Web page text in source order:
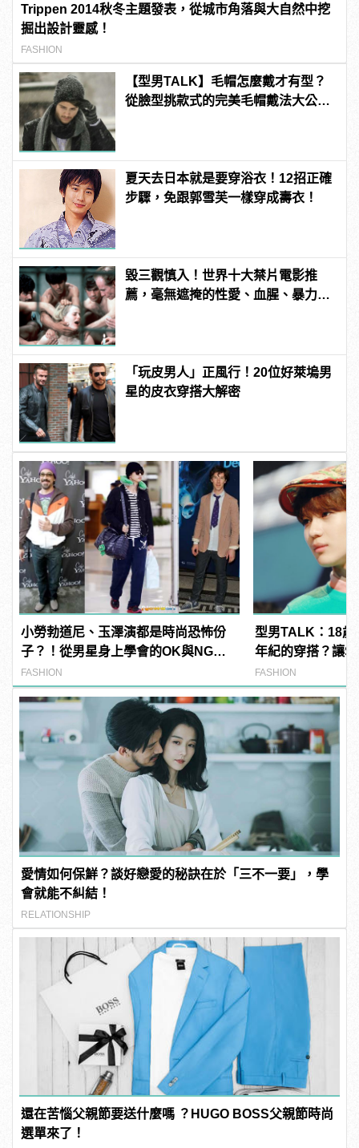
Trippen 2014秋冬主題發表，從城市角落與大自然中挖
掘出設計靈感！
FASHION
【型男TALK】毛帽怎麼戴才有型？
從臉型挑款式的完美毛帽戴法大公
夏天去日本就是要穿浴衣！12招正確
步驟，免跟郭雪芙一樣穿成壽衣！
毀三觀慎入！世界十大禁片電影推
薦，毫無遮掩的性愛、血腥、暴力、
「玩皮男人」正風行！20位好萊塢男
星的皮衣穿搭大解密
小勞勃道尼、玉澤演都是時尚恐怖份
子？！從男星身上學會的OK與NG穿
搭
FASHION
型男TALK：18歲
年紀的穿搭？讓
EXO忙內成員來
FASHION
愛情如何保鮮？談好戀愛的秘訣在於「三不一要」，學
會就能不糾結！
RELATIONSHIP
還在苦惱父親節要送什麼嗎 ？HUGO BOSS父親節時尚
選單來了！